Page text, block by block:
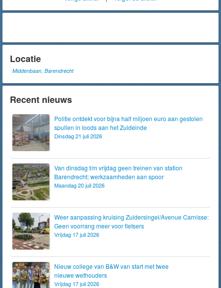
Locatie
Middenbaan, Barendrecht
Recent nieuws
Politie ontdekt voor bijna half miljoen euro aan gestolen
spullen in loods aan het Zuideinde
Dinsdag 21 juli 2026
Van dinsdag t/m vrijdag geen treinen van station
Barendrecht; werkzaamheden aan spoor
Maandag 20 juli 2026
Weer aanpassing kruising Zuidersingel/Avenue Carnisse:
Geen voorrang meer voor fietsers
Vrijdag 17 juli 2026
Nieuw college van B&W van start met twee
nieuwe wethouders
Vrijdag 17 juli 2026